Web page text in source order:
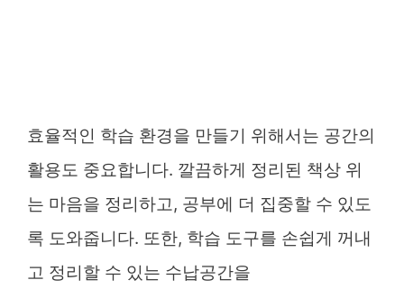
효율적인 학습 환경을 만들기 위해서는 공간의
활용도 중요합니다. 깔끔하게 정리된 책상 위
는 마음을 정리하고, 공부에 더 집중할 수 있도
록 도와줍니다. 또한, 학습 도구를 손쉽게 꺼내
고 정리할 수 있는 수납공간을